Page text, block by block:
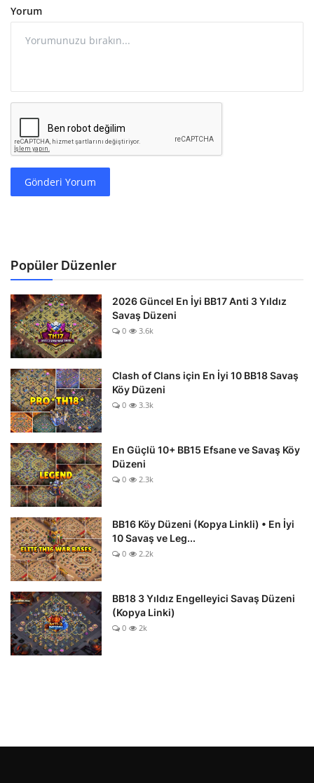
Yorum
Gönderi Yorum
Popüler Düzenler
2026 Güncel En İyi BB17 Anti 3 Yıldız
Savaş Düzeni
0 3.6k
Clash of Clans için En İyi 10 BB18 Savaş
Köy Düzeni
0 3.3k
En Güçlü 10+ BB15 Efsane ve Savaş Köy
Düzeni
0 2.3k
BB16 Köy Düzeni (Kopya Linkli) • En İyi
10 Savaş ve Leg...
0 2.2k
BB18 3 Yıldız Engelleyici Savaş Düzeni
(Kopya Linki)
0 2k